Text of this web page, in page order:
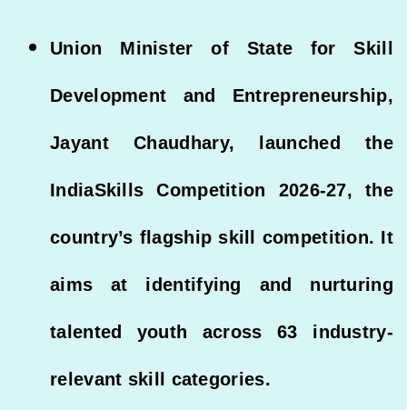
Union Minister of State for Skill
Development and Entrepreneurship,
Jayant Chaudhary, launched the
IndiaSkills Competition 2026-27, the
country’s flagship skill competition. It
aims at identifying and nurturing
talented youth across 63 industry-
relevant skill categories.